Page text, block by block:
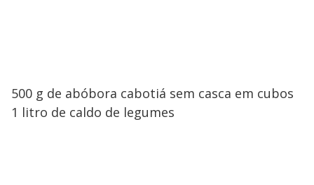
500 g de abóbora cabotiá sem casca em cubos
1 litro de caldo de legumes